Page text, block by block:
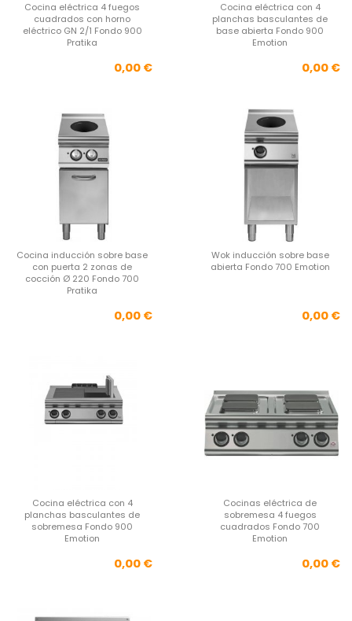
Cocina eléctrica 4 fuegos
cuadrados con horno
eléctrico GN 2/1 Fondo 900
Pratika
Precio
0,00 €
Cocina eléctrica con 4
planchas basculantes de
base abierta Fondo 900
Emotion
0,00 €
Cocina inducción sobre base
con puerta 2 zonas de
cocción Ø 220 Fondo 700
Pratika
Precio
0,00 €
Wok inducción sobre base
abierta Fondo 700 Emotion
0,00 €
Cocina eléctrica con 4
planchas basculantes de
sobremesa Fondo 900
Emotion
Precio
0,00 €
Cocinas eléctrica de
sobremesa 4 fuegos
cuadrados Fondo 700
Emotion
0,00 €